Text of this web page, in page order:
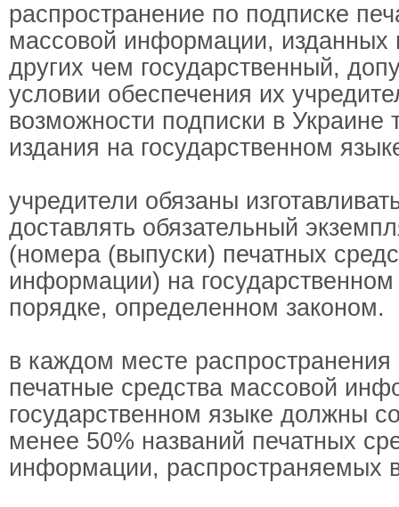
распространение по подписке
массовой информации, изданных
других чем государственный,
условии обеспечения их
возможности подписки в Украине
издания на государственном
учредители обязаны
доставлять обязательный
(номера (выпуски) печатных
информации) на государственном
порядке, определенном законом.
в каждом месте
печатные средства массовой
государственном языке должны
менее 50% названий печатных
информации, распространяемых